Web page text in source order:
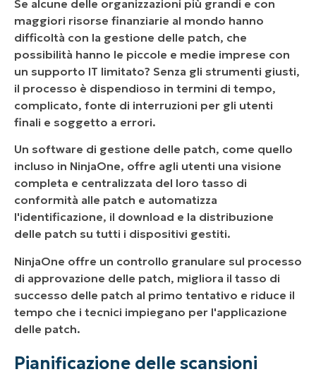
Se alcune delle organizzazioni più grandi e con
maggiori risorse finanziarie al mondo hanno
difficoltà con la gestione delle patch, che
possibilità hanno le piccole e medie imprese con
un supporto IT limitato? Senza gli strumenti giusti,
il processo è dispendioso in termini di tempo,
complicato, fonte di interruzioni per gli utenti
finali e soggetto a errori.
Un software di gestione delle patch, come quello
incluso in NinjaOne, offre agli utenti una visione
completa e centralizzata del loro tasso di
conformità alle patch e automatizza
l'identificazione, il download e la distribuzione
delle patch su tutti i dispositivi gestiti.
NinjaOne offre un controllo granulare sul processo
di approvazione delle patch, migliora il tasso di
successo delle patch al primo tentativo e riduce il
tempo che i tecnici impiegano per l'applicazione
delle patch.
Pianificazione delle scansioni